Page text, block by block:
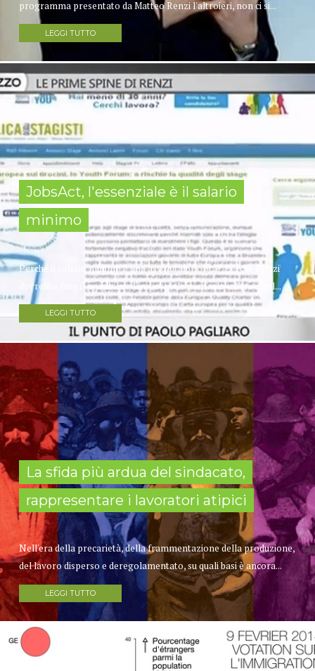
programma presentato da Matteo Renzi l'altroieri, non ci si...
LEGGI TUTTO
JobsAct, l'essenziale è il salario
minimo
Perché il salario minimo è una assoluta priorità? Perché Renzi
dovrebbe fare il possibile e l'impossibile per farlo inserire nel...
LEGGI TUTTO
La sfida più ardua del sindacato,
rappresentare i lavoratori atipici
Nell'era della precarietà, della frammentazione della produzione,
del lavoro disperso e deregolamentato, su quali basi è ancora...
LEGGI TUTTO